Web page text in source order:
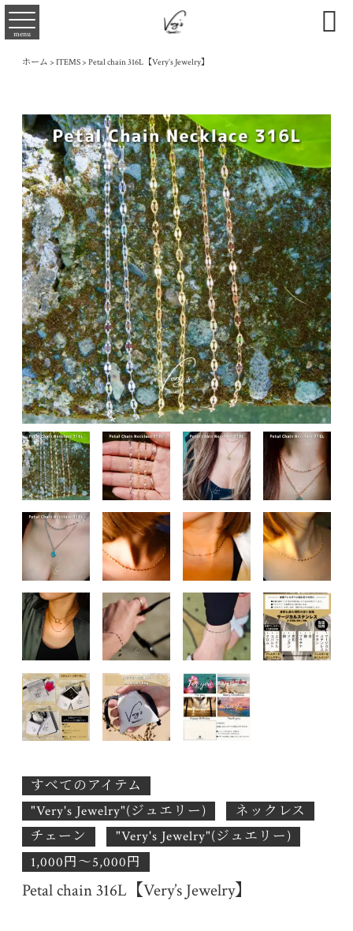
menu 
ホーム > ITEMS> Petal chain 316L【Very’s Jewelry】
すべてのアイテム
"Very's Jewelry"(ジュエリー)
ネックレス
チェーン
"Very's Jewelry"(ジュエリー)
1,000円〜5,000円
Petal chain 316L【Very’s Jewelry】